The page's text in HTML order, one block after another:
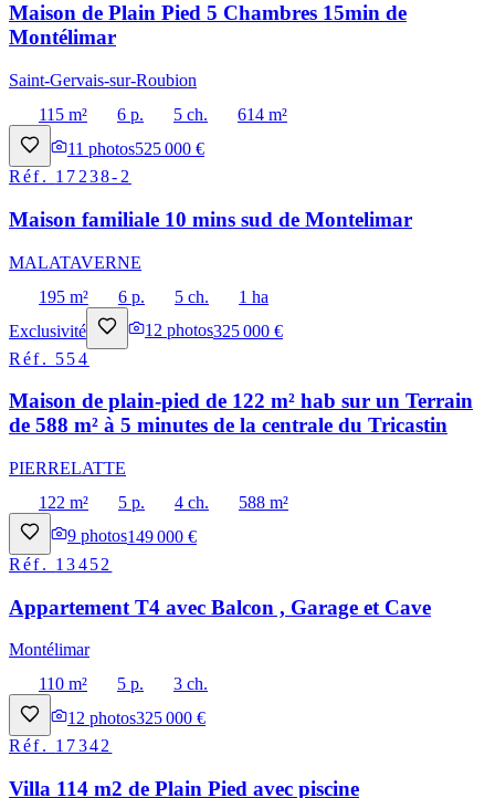
Maison de Plain Pied 5 Chambres 15min de
Montélimar
Saint-Gervais-sur-Roubion
115 m²
6 p. 5 ch.
614 m²
11 photos525 000 €
Réf. 17238-2
Maison familiale 10 mins sud de Montelimar
MALATAVERNE
195 m²
6 p. 5 ch.
1 ha
Exclusivité
12 photos325 000 €
Réf. 554
Maison de plain-pied de 122 m² hab sur un Terrain
de 588 m² à 5 minutes de la centrale du Tricastin
PIERRELATTE
122 m²
5 p. 4 ch.
588 m²
9 photos149 000 €
Réf. 13452
Appartement T4 avec Balcon , Garage et Cave
Montélimar
110 m²
5 p.
3 ch.
12 photos325 000 €
Réf. 17342
Villa 114 m2 de Plain Pied avec piscine